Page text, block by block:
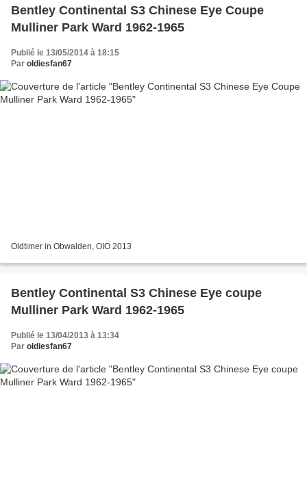
Bentley Continental S3 Chinese Eye Coupe
Mulliner Park Ward 1962-1965
Publié le 13/05/2014 à 18:15
Par oldiesfan67
Oldtimer in Obwalden, OIO 2013
Bentley Continental S3 Chinese Eye coupe
Mulliner Park Ward 1962-1965
Publié le 13/04/2013 à 13:34
Par oldiesfan67